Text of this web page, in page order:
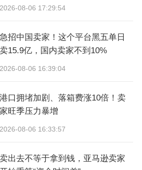
链路， 把香港公司每一笔收入对
一。
费用，
易，针对内地主体、海外子公司之
合同、结算单据、沟通记录，杜
性， 如果香港公司核算了利润，
2026-08-06 17:29:54
急招中国卖家！这个平台黑五单日
卖15.9亿，国内卖家不到10%
2026-08-06 16:39:04
港口拥堵加剧、落箱费涨10倍！卖
家旺季压力暴增
2026-08-06 16:33:57
卖出去不等于拿到钱，亚马逊卖家